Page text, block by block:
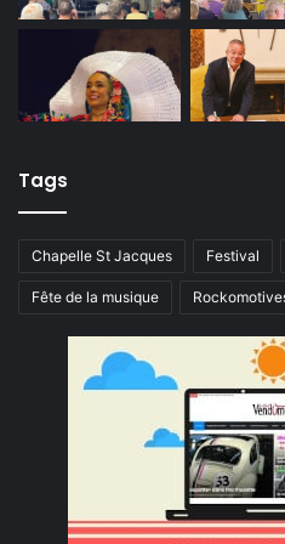
Tags
Chapelle St Jacques Festival
Fête de la musique